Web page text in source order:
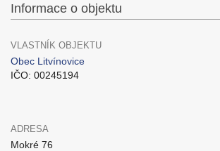
Informace o objektu
VLASTNÍK OBJEKTU
Obec Litvínovice
IČO: 00245194
ADRESA
Mokré 76